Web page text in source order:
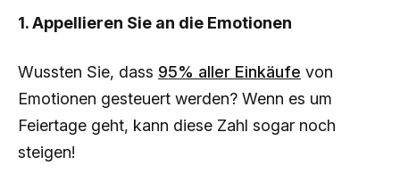
1. Appellieren Sie an die Emotionen
Wussten Sie, dass 95% aller Einkäufe von
Emotionen gesteuert werden? Wenn es um
Feiertage geht, kann diese Zahl sogar noch
steigen!